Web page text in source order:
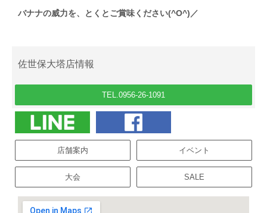
バナナの威力を、とくとご賞味ください(^O^)／
佐世保大塔店情報
TEL.0956-26-1091
店舗案内 イベント
大会 SALE